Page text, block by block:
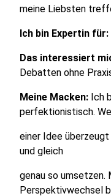
meine Liebsten
Ich bin Expertin für:
Das interessiert
Debatten ohne
Meine Macken: Ich
perfektionistisch.
einer Idee
und gleich
genau so umsetzen.
Perspektivwechsel